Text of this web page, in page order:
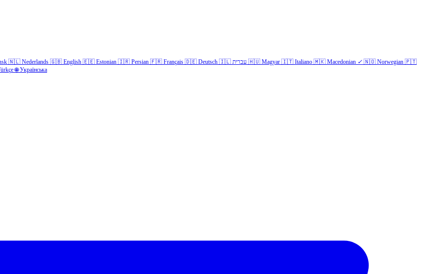
🇳🇱 Nederlands 🇬🇧 English 🇪🇪 Estonian 🇮🇷 Persian 🇫🇷 Français 🇩🇪 Deutsch 🇮🇱 עברית 🇭🇺 Magyar 🇮🇹 Italiano 🇲🇰 Macedonian ✓ 🇳🇴 Norwegian 🇵🇹
🌐 Українська